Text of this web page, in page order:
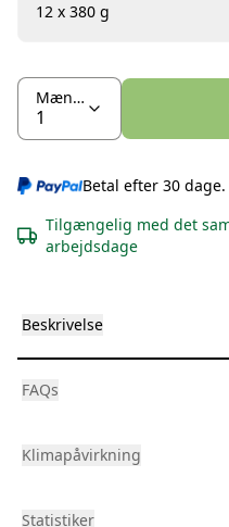
12 x 380 g
Mængde
Betal efter 30 dage.
Tilgængelig med det
arbejdsdage
Beskrivelse
FAQs
Klimapåvirkning
Statistiker